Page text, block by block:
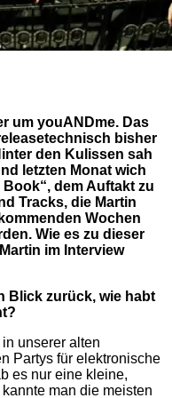
um youANDme. Das
bisher
den Kulissen sah
letzten Monat wich
dem Auftakt zu
Tracks, die Martin
Wochen
Wie es zu dieser
im Interview
Blick zurück, wie habt
unserer alten
Partys für elektronische
es nur eine kleine,
man die meisten